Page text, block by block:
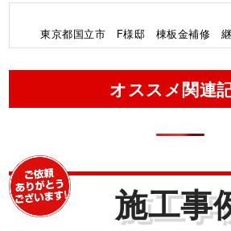
東京都国立市 F様邸 棟板金補修 継
オススメ関連
施工事